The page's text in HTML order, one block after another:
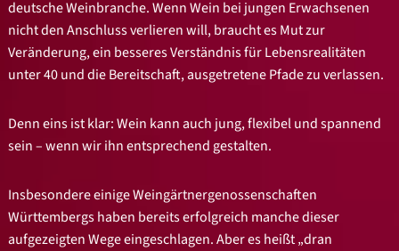
deutsche Weinbranche. Wenn Wein bei jungen Erwachsenen
nicht den Anschluss verlieren will, braucht es Mut zur
Veränderung, ein besseres Verständnis für Lebensrealitäten
unter 40 und die Bereitschaft, ausgetretene Pfade zu verlassen.
Denn eins ist klar: Wein kann auch jung, flexibel und spannend
sein – wenn wir ihn entsprechend gestalten.
Insbesondere einige Weingärtnergenossenschaften
Württembergs haben bereits erfolgreich manche dieser
aufgezeigten Wege eingeschlagen. Aber es heißt „dran